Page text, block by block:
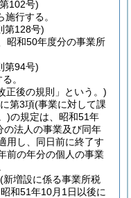
102号)
行する。
第128号)
昭和50年度分の事業所
第94号)
。
正後の規則」という。)
第3項(事業に対して課
)の規定は、昭和51年
の法人の事業及び同年
用し、同日前に終了す
前の年分の個人の事業
(新増設に係る事業所税
和51年10月1日以後に